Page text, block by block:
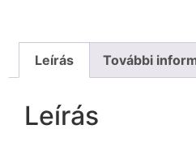
Leírás További
Leírás